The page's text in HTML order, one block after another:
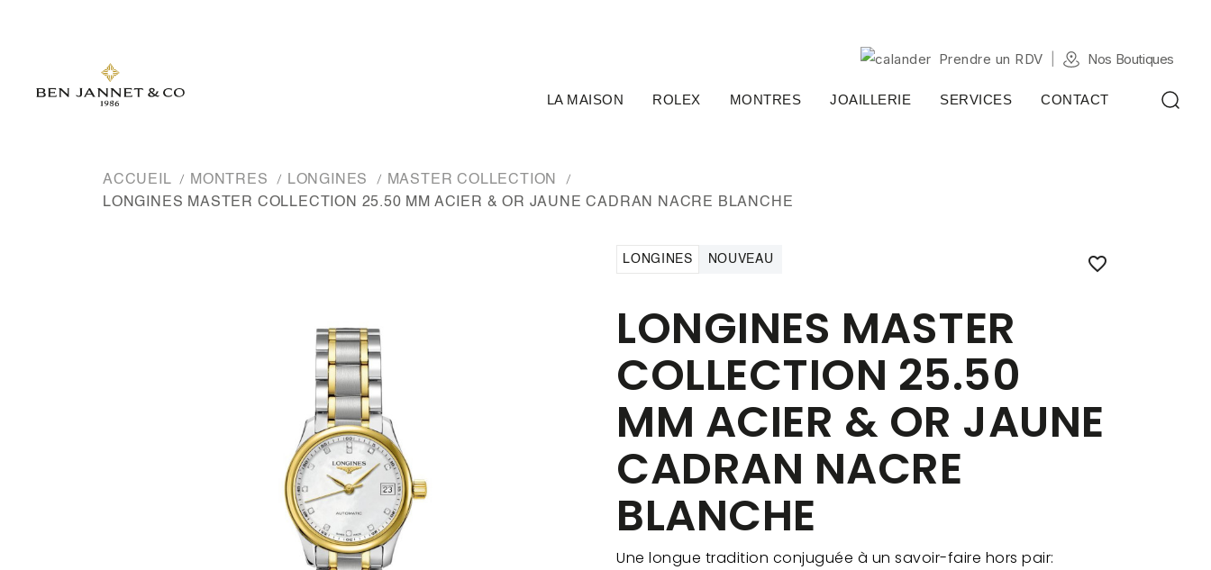
Prendre un RDV Nos Boutiques
LA MAISON ROLEX MONTRES JOAILLERIE SERVICES CONTACT
ACCUEIL MONTRES LONGINES
MASTER COLLECTION
LONGINES MASTER COLLECTION 25.50 MM ACIER & OR JAUNE CADRAN NACRE BLANCHE
LONGINES NOUVEAU 
LONGINES MASTER
COLLECTION 25.50
MM ACIER & OR JAUNE
CADRAN NACRE
BLANCHE
Une longue tradition conjuguée à un savoir-faire hors pair: